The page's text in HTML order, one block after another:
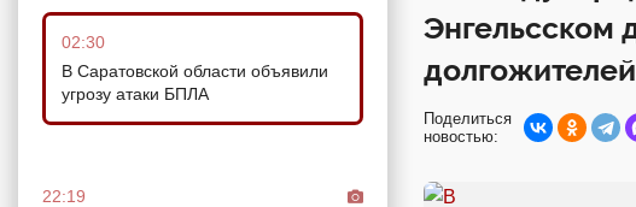
02:30
В Саратовской области объявили
угрозу атаки БПЛА
22:19
Энгельсском
Поделиться
новостью: